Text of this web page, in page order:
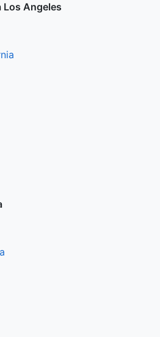
Angeles